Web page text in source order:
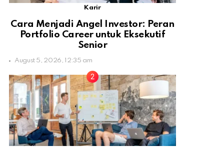
Karir
Cara Menjadi Angel Investor: Peran
Portfolio Career untuk Eksekutif
Senior
August 5, 2026, 12:35 am